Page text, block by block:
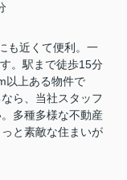
も近くて便利。一
。駅まで徒歩15分
以上ある物件で
ら、当社スタッフ
多種多様な不動産
と素敵な住まいが